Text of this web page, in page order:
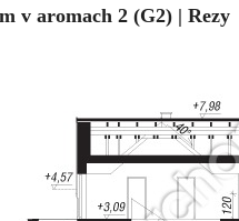
v aromach 2 (G2) | Rezy